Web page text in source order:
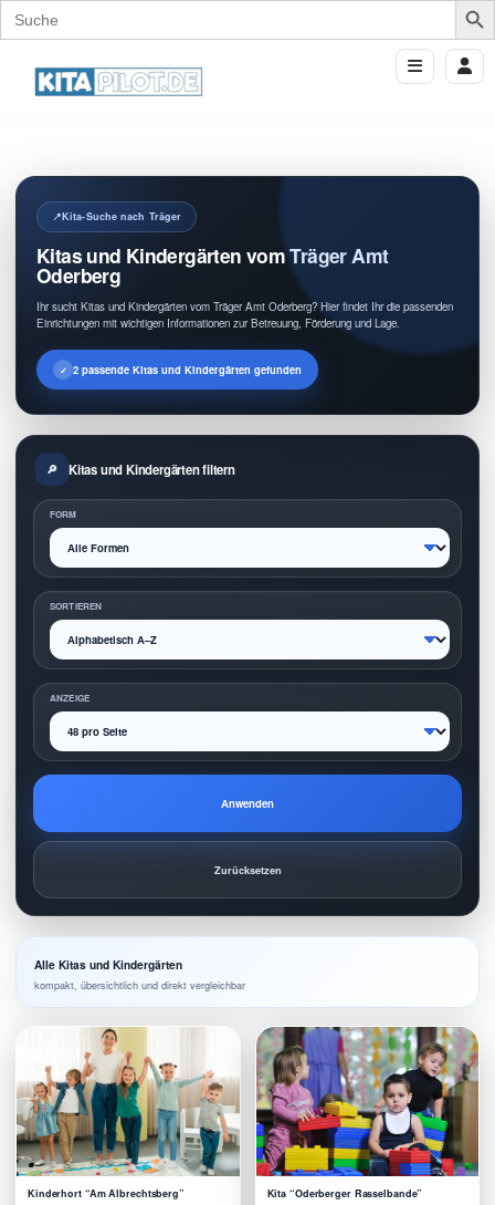
Search
for:
Kita-Suche nach Träger
Kitas und Kindergärten vom Träger Amt
Oderberg
Ihr sucht Kitas und Kindergärten vom Träger Amt Oderberg? Hier findet Ihr die passenden
Einrichtungen mit wichtigen Informationen zur Betreuung, Förderung und Lage.
2 passende Kitas und Kindergärten gefunden
Kitas und Kindergärten filtern
FORM
SORTIEREN
ANZEIGE
Anwenden
Zurücksetzen
Alle Kitas und Kindergärten
kompakt, übersichtlich und direkt vergleichbar
Kinderhort “Am Albrechtsberg” Kita “Oderberger Rasselbande”